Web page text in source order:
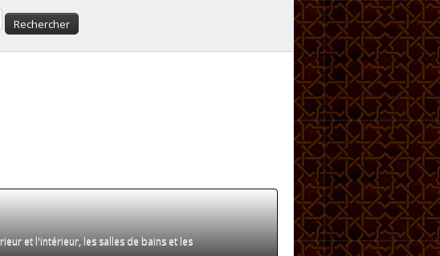
et l'intérieur, les salles de bains et les